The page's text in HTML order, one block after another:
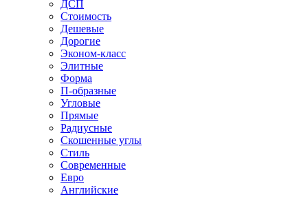
ДСП
Стоимость
Дешевые
Дорогие
Эконом-класс
Элитные
Форма
П-образные
Угловые
Прямые
Радиусные
Скошенные углы
Стиль
Современные
Евро
Английские